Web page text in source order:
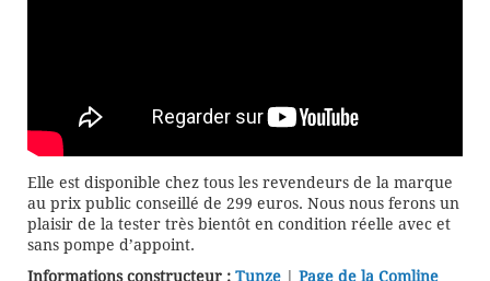
Elle est disponible chez tous les revendeurs de la marque
au prix public conseillé de 299 euros. Nous nous ferons un
plaisir de la tester très bientôt en condition réelle avec et
sans pompe d’appoint.
Informations constructeur : Tunze
Page de la Comline